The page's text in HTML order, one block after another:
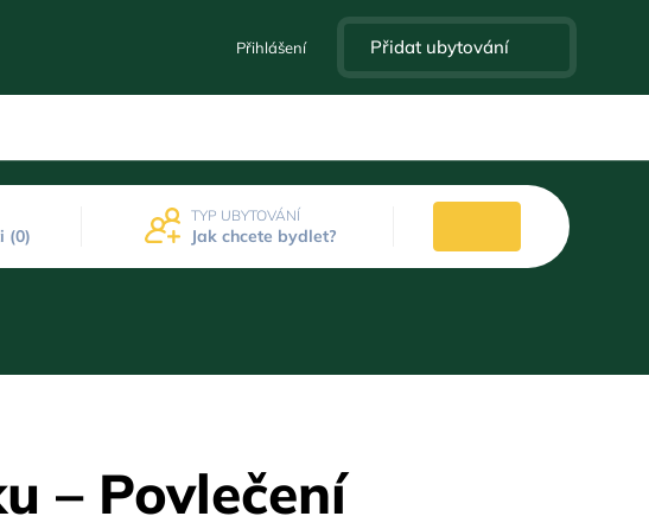
Přihlášení Přidat ubytování
(0)
TYP UBYTOVÁNÍ
Jak chcete bydlet?
– Povlečení